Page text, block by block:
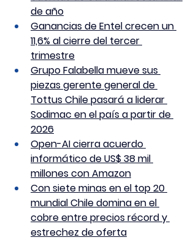
de año
Ganancias de Entel crecen un
11,6% al cierre del tercer
trimestre
Grupo Falabella mueve sus
piezas gerente general de
Tottus Chile pasará a liderar
Sodimac en el país a partir de
2026
Open-AI cierra acuerdo
informático de US$ 38 mil
millones con Amazon
Con siete minas en el top 20
mundial Chile domina en el
cobre entre precios récord y
estrechez de oferta